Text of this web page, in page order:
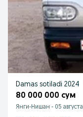
Damas sotiladi 2024
80 000 000 сум
Янги-Нишан - 05